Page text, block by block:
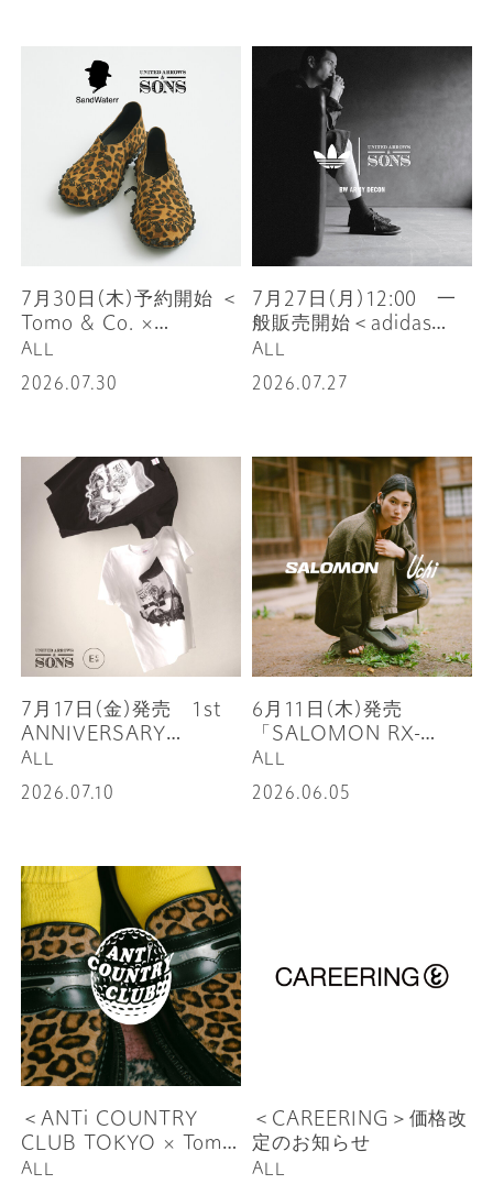
7月30日(木)予約開始 ＜
Tomo & Co. ×
SandWaterr for
UNITED ARROWS &
ALL
2026.07.30
7月27日(月)12:00 一
般販売開始＜adidas
Originals for UNITED
ARROWS & SONS＞
ALL
2026.07.27
7月17日(金)発売 1st
ANNIVERSARY
COLLABORATION
TEE
ALL
2026.07.10
6月11日(木)発売
「SALOMON RX-
ENRO UCHI」
ALL
2026.06.05
＜ANTi COUNTRY
CLUB TOKYO × Tomo
& Co.＞ 「TOOL
ALL
＜CAREERING＞価格改
定のお知らせ
ALL